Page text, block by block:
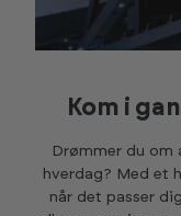
Kom i
Drømmer du
hverdag? Med et
når det passer